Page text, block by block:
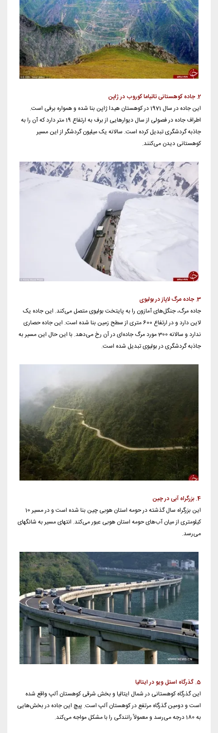
2. جاده کوهستانی تاتیاما کوروب در ژاپن
این جاده در سال 1971 در کوهستان هیدا ژاپن بنا شده و همواره برفی است.
اطراف جاده در فصولی از سال دیوارهایی از برف به ارتفاع 19 متر دارد که آن را به
جاذبه گردشگری تبدیل کرده است. سالانه یک میلیون گردشگر از این مسیر
کوهستانی دیدن می‌کنند.
3. جاده مرگ لاپاز در بولیوی
جاده مرگ، جنگل‌های آمازون را به پایتخت بولیوی متصل می‌کند. این جاده یک
لاین دارد و در ارتفاع 600 متری از سطح زمین بنا شده است. این جاده حصاری
ندارد و سالانه 300 مورد مرگ جاده‌ای در آن رخ می‌دهد. با این حال این مسیر به
جاذبه گردشگری در بولیوی تبدیل شده است.
4. بزرگراه آبی در چین
این بزرگراه سال گذشته در حومه استان هوبی چین بنا شده است و در مسیر 10
کیلومتری از میان آب‌های حومه استان هوبی عبور می‌کند. انتهای مسیر به شانگهای
می‌رسد.
5. گذرگاه استل ویو در ایتالیا
این گذرگاه کوهستانی در شمال ایتالیا و بخش شرقی کوهستان آلپ واقع شده
است و دومین گذرگاه مرتفع در کوهستان آلپ است. پیچ این جاده در بخش‌هایی
به 180 درجه می‌رسد و معمولاً رانندگی را با مشکل مواجه می‌کند.